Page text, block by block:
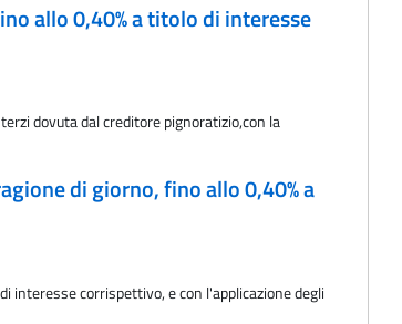
allo 0,40% a titolo di interesse
dovuta dal creditore pignoratizio,con la
di giorno, fino allo 0,40% a
interesse corrispettivo, e con l'applicazione degli